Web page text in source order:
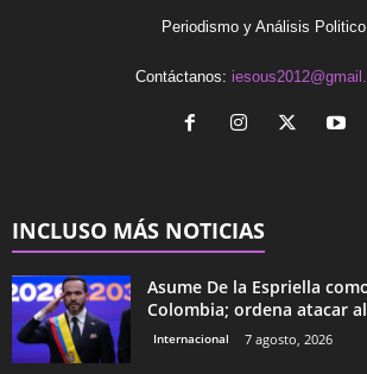
Periodismo y Análisis Politico.
Contáctanos:
INCLUSO MÁS NOTICIAS
Asume De la Espriella
Colombia; ordena atacar
Internacional 7 agosto, 2026